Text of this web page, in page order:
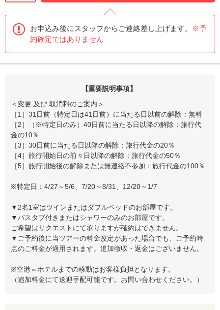
お申込み後にスタッフからご連絡差し上げます。
※予
約確定ではありません
【重要説明事項】
＜変更 及び 取消料のご案内＞
［1］31日前（特定日は41日前）に当たる日以前の解除：無料
［2］（※特定日のみ）40日前に当たる日以降の解除：旅行代
金の10％
［3］30日前に当たる日以降の解除：旅行代金の20％
［4］旅行開始日の前々日以降の解除：旅行代金の50％
［5］旅行開始後の解除または無連絡不参加：旅行代金の100％
※特定日：4/27～5/6、7/20～8/31、12/20～1/7
▼2名1室はツインまたはダブルベッドのお部屋です。
▼バスタブ付きまたはシャワーのみのお部屋です。
ご希望はリクエストにて承りますが確約はできません。
▼ご予約後に当ツアーの料金改定があった場合でも、ご予約時
点のご料金が適用されます。追加徴収・返金はございません。
※空港⇔ホテルまでの移動はお客様負担となります。
（追加料金にて送迎手配可能です。お問い合わせください。）